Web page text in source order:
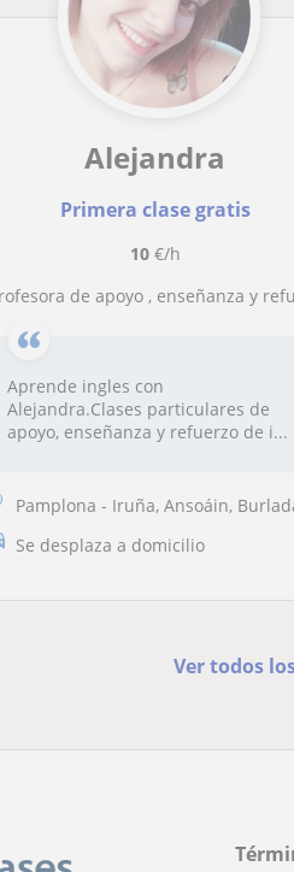
Alejandra
Primera clase gratis
10€/h
Profesora de apoyo , enseñanza y refuerzo de inglés de primaria , ESO
Aprende ingles con
Alejandra.Clases particulares de
apoyo, enseñanza y refuerzo de i...
Pamplona - Iruña, Ansoáin, Burlada - Burlata, Huarte - Uharte,
Se desplaza a domicilio
Ver todos